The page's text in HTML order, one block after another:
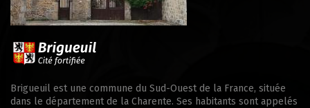
Brigueuil est une commune du Sud-Ouest de la France, située
dans le département de la Charente. Ses habitants sont appelés